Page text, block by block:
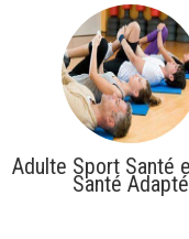
Adulte Sport Santé
Santé Adapté